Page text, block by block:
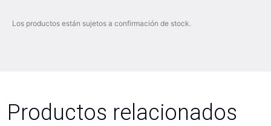
Los productos están sujetos a confirmación de stock.
Productos relacionados